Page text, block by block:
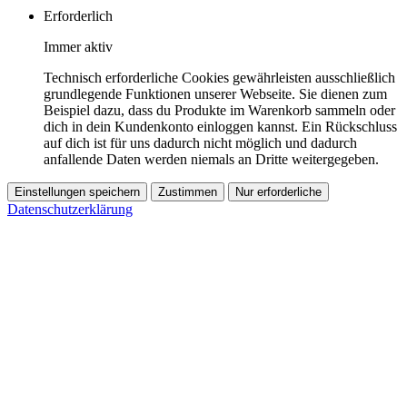
Erforderlich
Immer aktiv
Technisch erforderliche Cookies gewährleisten ausschließlich
grundlegende Funktionen unserer Webseite. Sie dienen zum
Beispiel dazu, dass du Produkte im Warenkorb sammeln oder
dich in dein Kundenkonto einloggen kannst. Ein Rückschluss
auf dich ist für uns dadurch nicht möglich und dadurch
anfallende Daten werden niemals an Dritte weitergegeben.
Einstellungen speichern Zustimmen Nur erforderliche
Datenschutzerklärung